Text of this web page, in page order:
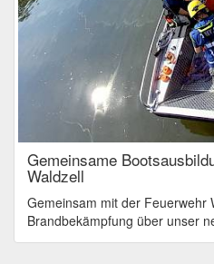
Gemeinsame
Waldzell
Gemeinsam mit der Feuerwehr
Brandbekämpfung über unser